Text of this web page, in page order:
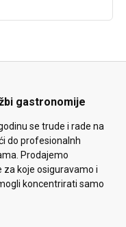
gastronomije
se trude i rade na
do profesionalnh
Prodajemo
koje osiguravamo i
koncentrirati samo